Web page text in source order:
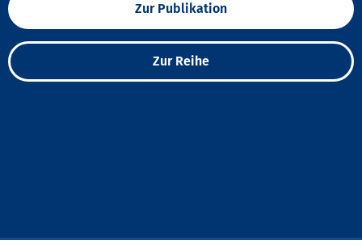
Zur Publikation
Zur Reihe